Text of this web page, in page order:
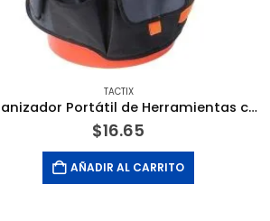
TACTIX
Organizador Portátil de Herramientas con Bolsillo para Tanque de 5 Galones. TACTIX
$16.65
AÑADIR AL CARRITO